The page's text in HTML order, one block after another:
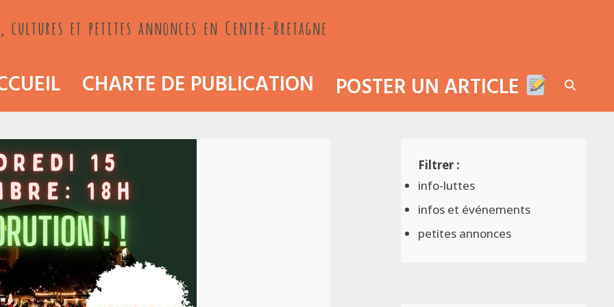
et petites annonces en Centre-Bretagne
CHARTE DE PUBLICATION POSTER UN ARTICLE
info-luttes
infos et événements
petites annonces